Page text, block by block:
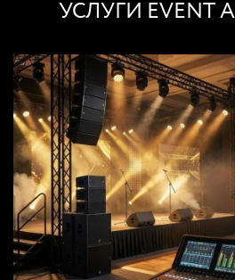
УСЛУГИ EVENT